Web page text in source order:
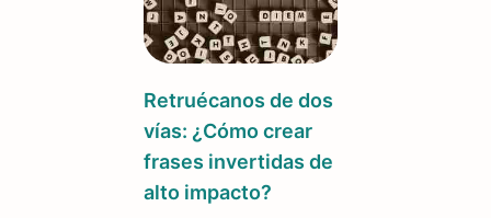
Retruécanos de dos
vías: ¿Cómo crear
frases invertidas de
alto impacto?